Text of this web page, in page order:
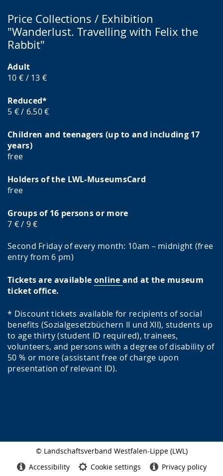
Price Collections / Exhibition
"Wanderlust. Travelling with Felix the
Rabbit"
Adult
10 € / 13 €
Reduced*
5 € / 6.50 €
Children and teenagers (up to and including 17
years)
free
Holders of the LWL-MuseumsCard
free
Groups of 16 persons or more
7 € / 9 €
Second Friday of every month: 10am – midnight (free
entry from 6 pm)
Tickets are available online and at the museum
ticket office.
* Discount tickets available for recipients of social
benefits (Sozialgesetzbüchern II und XII), students up
to age thirty (student ID required), trainees,
volunteers, and persons with a degree of disability of
50 % or more (assistant free of charge upon
presentation of relevant ID).
© Landschaftsverband Westfalen-Lippe (LWL)
finish
Accessibility Cookie settings Privacy policy